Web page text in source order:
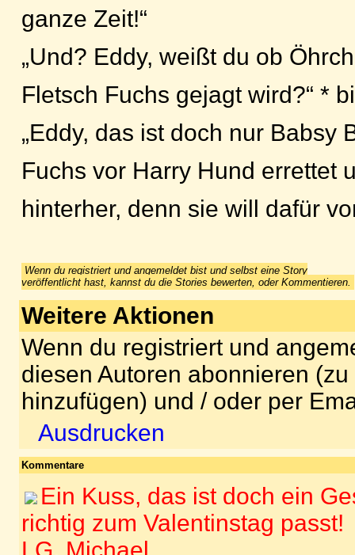
ganze Zeit!“
„Und? Eddy, weißt du ob
Fletsch Fuchs gejagt wird?“ *
„Eddy, das ist doch nur Babsy
Fuchs vor Harry Hund errettet
hinterher, denn sie will dafür
Wenn du registriert und angemeldet bist und selbst eine Story
veröffentlicht hast, kannst du die Stories bewerten, oder Kommentieren.
Weitere Aktionen
Wenn du registriert und
diesen Autoren abonnieren
hinzufügen) und / oder per
Ausdrucken
Kommentare
Ein Kuss, das ist doch ein
richtig zum Valentinstag passt!